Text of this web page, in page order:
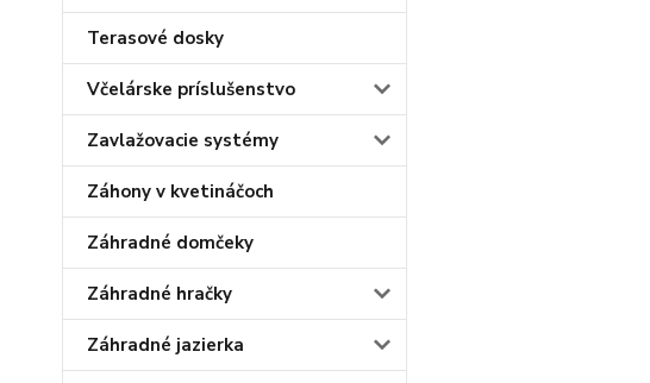
Terasové dosky
Včelárske príslušenstvo
Zavlažovacie systémy
Záhony v kvetináčoch
Záhradné domčeky
Záhradné hračky
Záhradné jazierka